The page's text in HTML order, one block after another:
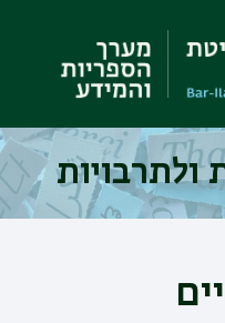
ולתרבויות